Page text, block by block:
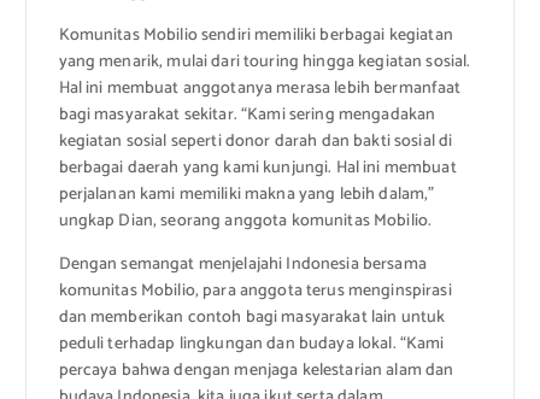
Komunitas Mobilio sendiri memiliki berbagai kegiatan
yang menarik, mulai dari touring hingga kegiatan sosial.
Hal ini membuat anggotanya merasa lebih bermanfaat
bagi masyarakat sekitar. “Kami sering mengadakan
kegiatan sosial seperti donor darah dan bakti sosial di
berbagai daerah yang kami kunjungi. Hal ini membuat
perjalanan kami memiliki makna yang lebih dalam,”
ungkap Dian, seorang anggota komunitas Mobilio.
Dengan semangat menjelajahi Indonesia bersama
komunitas Mobilio, para anggota terus menginspirasi
dan memberikan contoh bagi masyarakat lain untuk
peduli terhadap lingkungan dan budaya lokal. “Kami
percaya bahwa dengan menjaga kelestarian alam dan